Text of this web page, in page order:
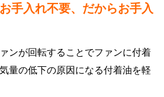
手入れ不要、だからお手入
ンが回転することでファンに付着
量の低下の原因になる付着油を軽